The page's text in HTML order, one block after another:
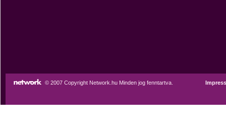
© 2007 Copyright Network.hu Minden jog fenntartva.